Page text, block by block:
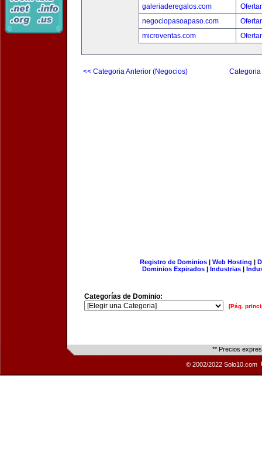
galeriaderegalos.com
negociopasoapaso.com
microventas.com
<< Categoria Anterior (Negocios)
Registro de Dominios| Web Hosting |
Dominios Expirados | Industrias |
Categorías de Dominio:
[Pág.
** Precios
© 2002/2022 Solo10.com